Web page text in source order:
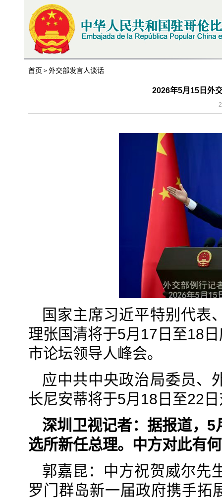
首页 > 外交部发言人谈话
2026年5月15日外
国家主席习近平特别代表
理张国清将于5月17日至18
市论坛领导人峰会。
应中共中央政治局委员、
长尼安蒂将于5月18日至22
深圳卫视记者：据报道，
选所新任总理。中方对此有
郭嘉昆：中方祝贺威尔先
罗门群岛新一届政府携手拓